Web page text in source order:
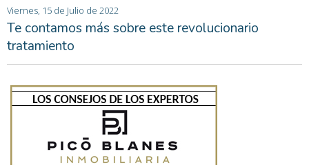
Viernes, 15 de Julio de 2022
Te contamos más sobre este revolucionario
tratamiento